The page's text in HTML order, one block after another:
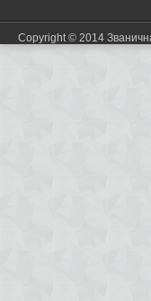
Copyright © 2014